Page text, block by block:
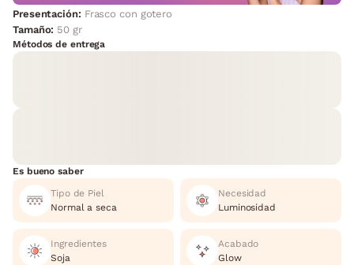
Presentación: Frasco con gotero
Tamaño: 50 gr
Métodos de entrega
Es bueno saber
Tipo de Piel
Normal a seca
Necesidad
Luminosidad
Ingredientes
Soja
Acabado
Glow